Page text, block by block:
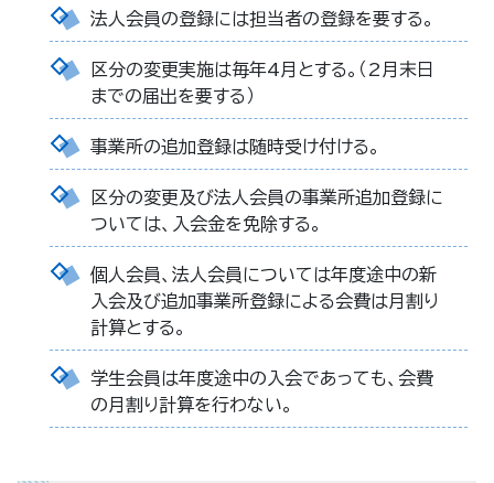
法人会員の登録には担当者の登録を要する。
区分の変更実施は毎年4月とする。（2月末日
までの届出を要する）
事業所の追加登録は随時受け付ける。
区分の変更及び法人会員の事業所追加登録に
ついては、入会金を免除する。
個人会員、法人会員については年度途中の新
入会及び追加事業所登録による会費は月割り
計算とする。
学生会員は年度途中の入会であっても、会費
の月割り計算を行わない。